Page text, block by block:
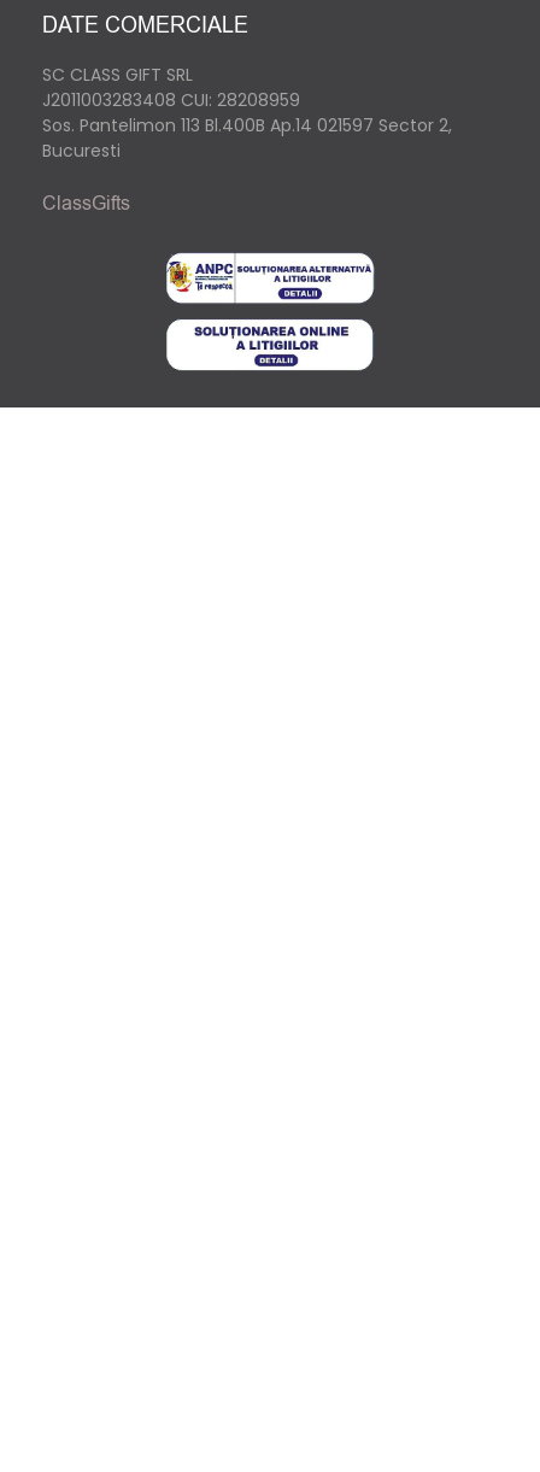
DATE COMERCIALE
SC CLASS GIFT SRL
J2011003283408 CUI: 28208959
Sos. Pantelimon 113 Bl.400B Ap.14 021597 Sector 2,
Bucuresti
ClassGifts